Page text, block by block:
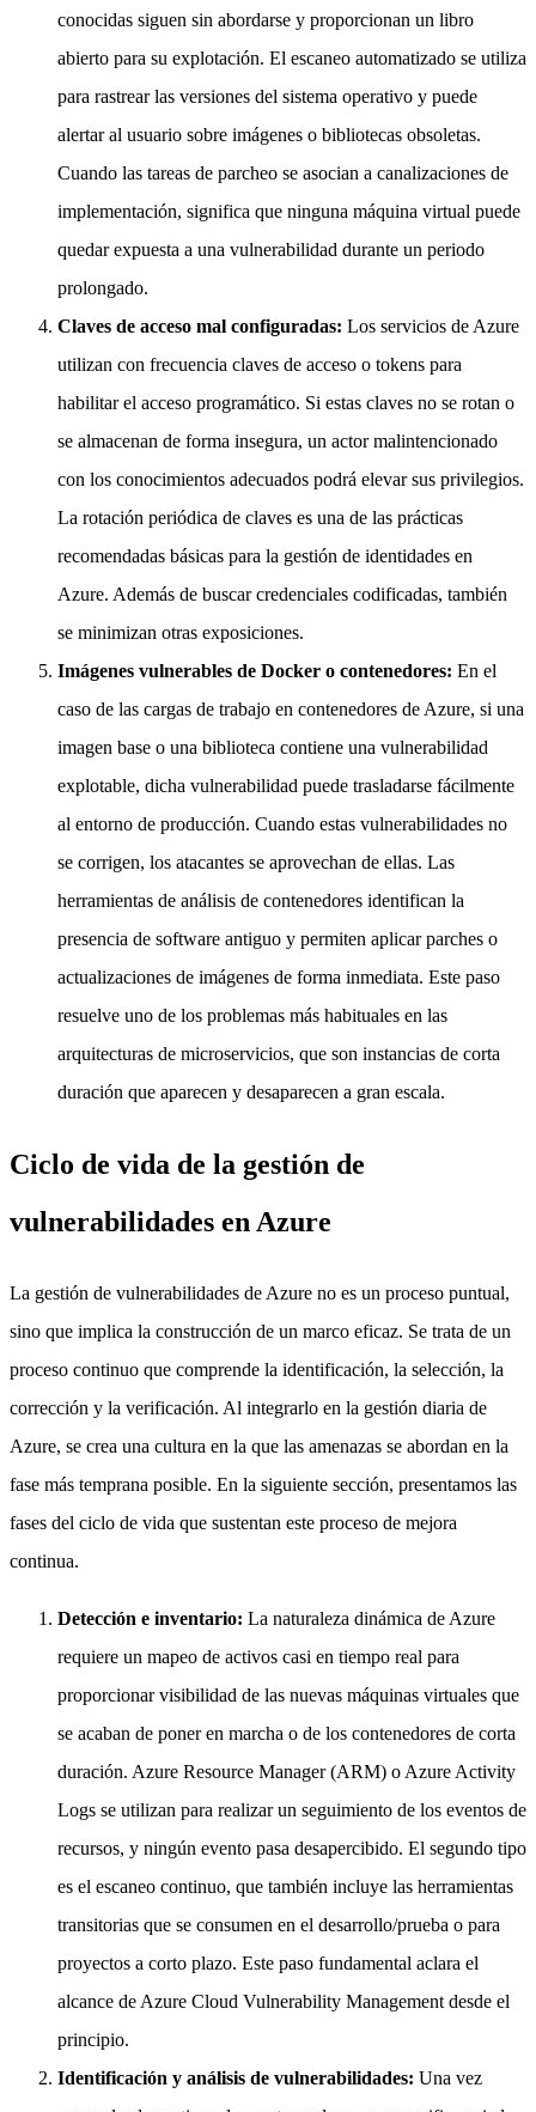
conocidas siguen sin abordarse y proporcionan un libro
abierto para su explotación. El escaneo automatizado se utiliza
para rastrear las versiones del sistema operativo y puede
alertar al usuario sobre imágenes o bibliotecas obsoletas.
Cuando las tareas de parcheo se asocian a canalizaciones de
implementación, significa que ninguna máquina virtual puede
quedar expuesta a una vulnerabilidad durante un periodo
prolongado.
Claves de acceso mal configuradas: Los servicios de Azure
utilizan con frecuencia claves de acceso o tokens para
habilitar el acceso programático. Si estas claves no se rotan o
se almacenan de forma insegura, un actor malintencionado
con los conocimientos adecuados podrá elevar sus privilegios.
La rotación periódica de claves es una de las prácticas
recomendadas básicas para la gestión de identidades en
Azure. Además de buscar credenciales codificadas, también
se minimizan otras exposiciones.
Imágenes vulnerables de Docker o contenedores: En el
caso de las cargas de trabajo en contenedores de Azure, si una
imagen base o una biblioteca contiene una vulnerabilidad
explotable, dicha vulnerabilidad puede trasladarse fácilmente
al entorno de producción. Cuando estas vulnerabilidades no
se corrigen, los atacantes se aprovechan de ellas. Las
herramientas de análisis de contenedores identifican la
presencia de software antiguo y permiten aplicar parches o
actualizaciones de imágenes de forma inmediata. Este paso
resuelve uno de los problemas más habituales en las
arquitecturas de microservicios, que son instancias de corta
duración que aparecen y desaparecen a gran escala.
Ciclo de vida de la gestión de
vulnerabilidades en Azure
La gestión de vulnerabilidades de Azure no es un proceso puntual,
sino que implica la construcción de un marco eficaz. Se trata de un
proceso continuo que comprende la identificación, la selección, la
corrección y la verificación. Al integrarlo en la gestión diaria de
Azure, se crea una cultura en la que las amenazas se abordan en la
fase más temprana posible. En la siguiente sección, presentamos las
fases del ciclo de vida que sustentan este proceso de mejora
continua.
Detección e inventario: La naturaleza dinámica de Azure
requiere un mapeo de activos casi en tiempo real para
proporcionar visibilidad de las nuevas máquinas virtuales que
se acaban de poner en marcha o de los contenedores de corta
duración. Azure Resource Manager (ARM) o Azure Activity
Logs se utilizan para realizar un seguimiento de los eventos de
recursos, y ningún evento pasa desapercibido. El segundo tipo
es el escaneo continuo, que también incluye las herramientas
transitorias que se consumen en el desarrollo/prueba o para
proyectos a corto plazo. Este paso fundamental aclara el
alcance de Azure Cloud Vulnerability Management desde el
principio.
Identificación y análisis de vulnerabilidades: Una vez